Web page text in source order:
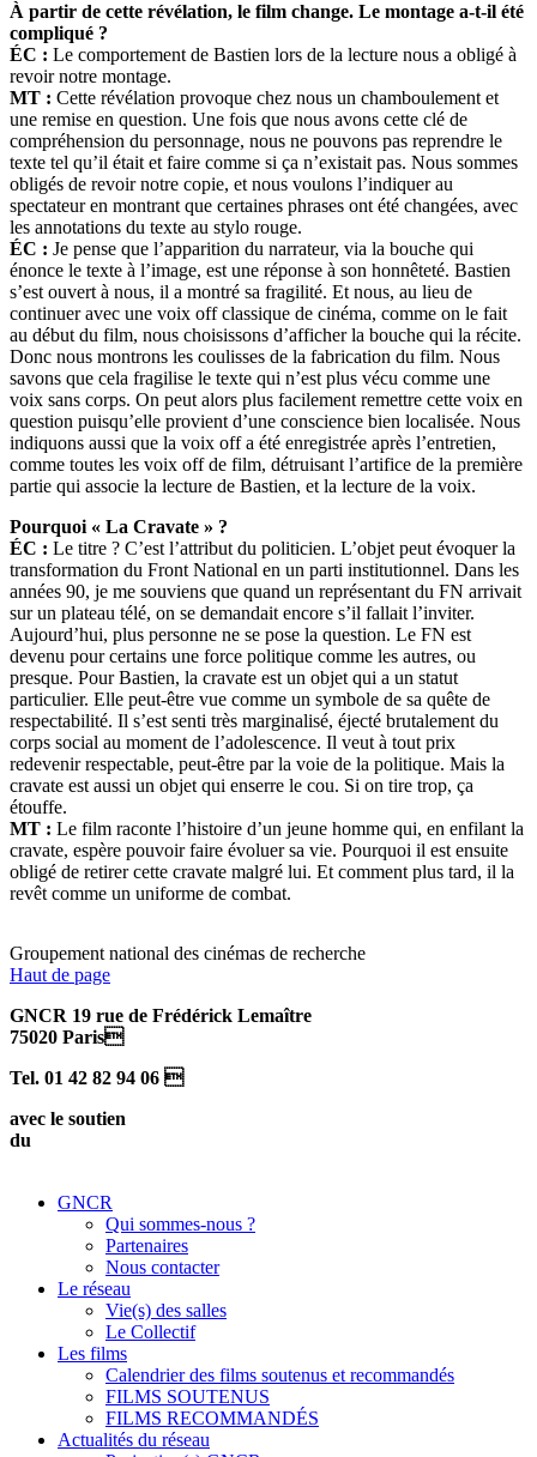
À partir de cette révélation, le film change. Le montage a-t-il été
compliqué ?
ÉC : Le comportement de Bastien lors de la lecture nous a obligé à
revoir notre montage.
MT : Cette révélation provoque chez nous un chamboulement et
une remise en question. Une fois que nous avons cette clé de
compréhension du personnage, nous ne pouvons pas reprendre le
texte tel qu’il était et faire comme si ça n’existait pas. Nous sommes
obligés de revoir notre copie, et nous voulons l’indiquer au
spectateur en montrant que certaines phrases ont été changées, avec
les annotations du texte au stylo rouge.
ÉC : Je pense que l’apparition du narrateur, via la bouche qui
énonce le texte à l’image, est une réponse à son honnêteté. Bastien
s’est ouvert à nous, il a montré sa fragilité. Et nous, au lieu de
continuer avec une voix off classique de cinéma, comme on le fait
au début du film, nous choisissons d’afficher la bouche qui la récite.
Donc nous montrons les coulisses de la fabrication du film. Nous
savons que cela fragilise le texte qui n’est plus vécu comme une
voix sans corps. On peut alors plus facilement remettre cette voix en
question puisqu’elle provient d’une conscience bien localisée. Nous
indiquons aussi que la voix off a été enregistrée après l’entretien,
comme toutes les voix off de film, détruisant l’artifice de la première
partie qui associe la lecture de Bastien, et la lecture de la voix.
Pourquoi « La Cravate » ?
ÉC : Le titre ? C’est l’attribut du politicien. L’objet peut évoquer la
transformation du Front National en un parti institutionnel. Dans les
années 90, je me souviens que quand un représentant du FN arrivait
sur un plateau télé, on se demandait encore s’il fallait l’inviter.
Aujourd’hui, plus personne ne se pose la question. Le FN est
devenu pour certains une force politique comme les autres, ou
presque. Pour Bastien, la cravate est un objet qui a un statut
particulier. Elle peut-être vue comme un symbole de sa quête de
respectabilité. Il s’est senti très marginalisé, éjecté brutalement du
corps social au moment de l’adolescence. Il veut à tout prix
redevenir respectable, peut-être par la voie de la politique. Mais la
cravate est aussi un objet qui enserre le cou. Si on tire trop, ça
étouffe.
MT : Le film raconte l’histoire d’un jeune homme qui, en enfilant la
cravate, espère pouvoir faire évoluer sa vie. Pourquoi il est ensuite
obligé de retirer cette cravate malgré lui. Et comment plus tard, il la
revêt comme un uniforme de combat.
Groupement national des cinémas de recherche
Haut de page
GNCR 19 rue de Frédérick Lemaître
75020 Paris
Tel. 01 42 82 94 06 
avec le soutien
du
GNCR
Qui sommes-nous ?
Partenaires
Nous contacter
Le réseau
Vie(s) des salles
Le Collectif
Les films
Calendrier des films soutenus et recommandés
FILMS SOUTENUS
FILMS RECOMMANDÉS
Actualités du réseau